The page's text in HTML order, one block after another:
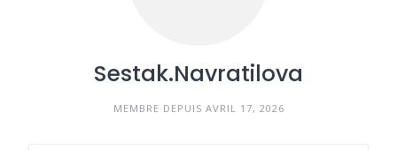
Sestak.Navratilova
MEMBRE DEPUIS AVRIL 17, 2026